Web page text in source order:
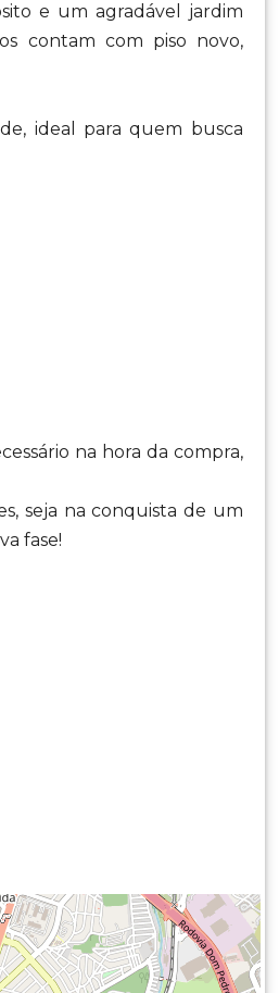
e um agradável jardim
contam com piso novo,
ideal para quem busca
na hora da compra,
seja na conquista de um
fase!